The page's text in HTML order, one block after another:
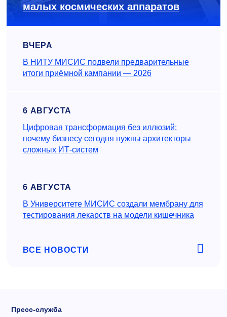
малых космических аппаратов
ВЧЕРА
В НИТУ МИСИС подвели предварительные
итоги приёмной кампании — 2026
6 АВГУСТА
Цифровая трансформация без иллюзий:
почему бизнесу сегодня нужны архитекторы
сложных ИТ-систем
6 АВГУСТА
В Университете МИСИС создали мембрану для
тестирования лекарств на модели кишечника
ВСЕ НОВОСТИ
Пресс-служба